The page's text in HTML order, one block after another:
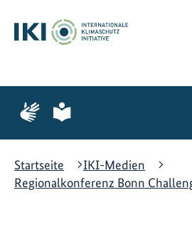
Hauptinhalt
springen
Suche
springen
Hauptnavigation
springen
Zur
Seite
Gebärdensprache
Zur
Seite
leichte
Startseite
IKI-Medien
Regionalkonferenz Bonn